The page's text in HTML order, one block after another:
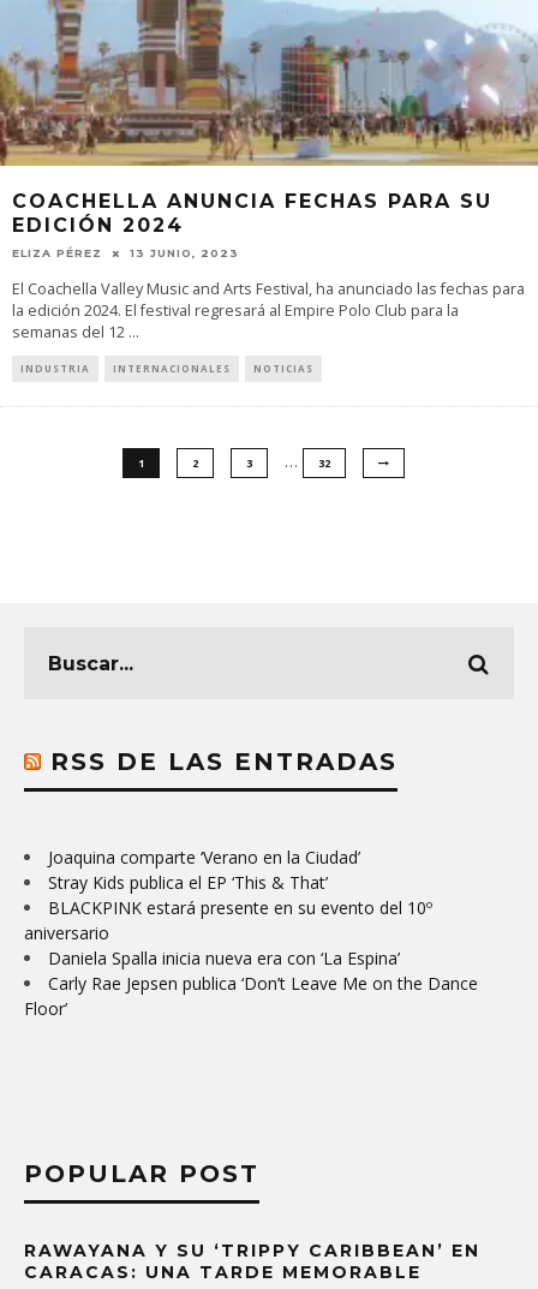
COACHELLA ANUNCIA FECHAS PARA SU
EDICIÓN 2024
ELIZA PÉREZ 13 JUNIO, 2023
El Coachella Valley Music and Arts Festival, ha anunciado las fechas para
la edición 2024. El festival regresará al Empire Polo Club para la
semanas del 12 ...
INDUSTRIA INTERNACIONALES NOTICIAS
1 2 3 … 32
RSS DE LAS ENTRADAS
Joaquina comparte ‘Verano en la Ciudad’
Stray Kids publica el EP ‘This & That’
BLACKPINK estará presente en su evento del 10º
aniversario
Daniela Spalla inicia nueva era con ‘La Espina’
Carly Rae Jepsen publica ‘Don’t Leave Me on the Dance
Floor’
POPULAR POST
RAWAYANA Y SU ‘TRIPPY CARIBBEAN’ EN
CARACAS: UNA TARDE MEMORABLE